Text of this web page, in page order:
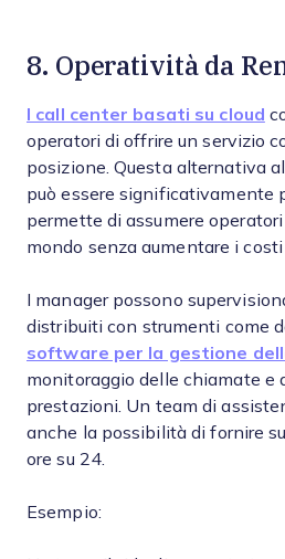
8. Operatività da
I call center basati su cloud
operatori di offrire un servizio
posizione. Questa alternativa
può essere significativamente
permette di assumere
mondo senza aumentare i costi
I manager possono
distribuiti con strumenti come
software per la gestione
monitoraggio delle chiamate e
prestazioni. Un team di
anche la possibilità di fornire
ore su 24.
Esempio: